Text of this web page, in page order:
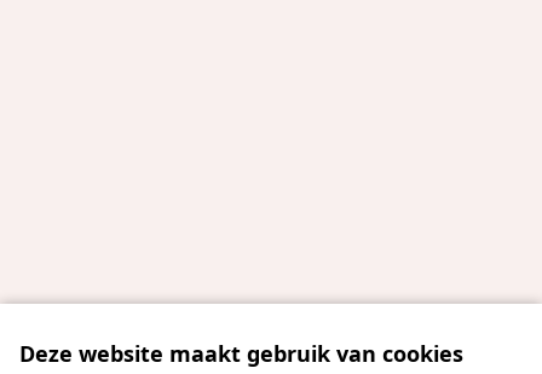
Deze website maakt gebruik van cookies